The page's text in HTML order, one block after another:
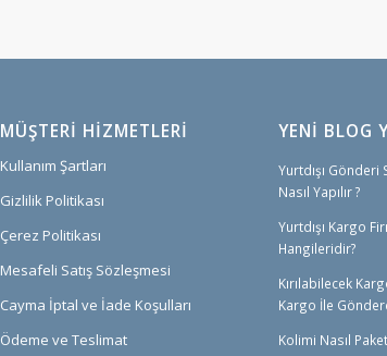
MÜŞTERI HIZMETLERI
Kullanım Şartları
Gizlilik Politikası
Çerez Politikası
Mesafeli Satış Sözleşmesi
Cayma İptal ve İade Koşulları
Ödeme ve Teslimat
YENİ BLOG
Yurtdışı Gönderi
Nasıl Yapılır ?
Yurtdışı Kargo
Hangileridir?
Kırılabilecek
Kargo İle
Kolimi Nasıl